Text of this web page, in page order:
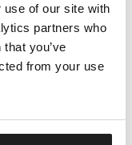
use of our site with
partners who
you’ve
from your use